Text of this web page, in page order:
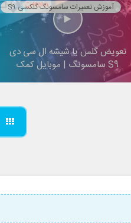
تعویض گلس یا شیشه ال سی دی
S9 سامسونگ | موبایل کمک
آموزش تعمیرات سامسونگ گلکسی S9